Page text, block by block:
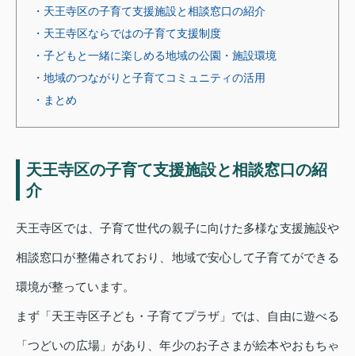
・天王寺区の子育て支援施設と相談窓口の紹介
・天王寺区ならではの子育て支援制度
・子どもと一緒に楽しめる地域の公園・施設環境
・地域のつながりと子育てコミュニティの活用
・まとめ
天王寺区の子育て支援施設と相談窓口の紹
介
天王寺区では、子育て世代の親子に向けた多様な支援施設や
相談窓口が整備されており、地域で安心して子育てができる
環境が整っています。
まず「天王寺区子ども・子育てプラザ」では、自由に遊べる
「つどいの広場」があり、年少のお子さまが絵本やおもちゃ